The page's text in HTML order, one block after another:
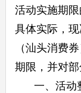
活动实施期
具体实际，
（汕头消费
期限，并对
一、活动